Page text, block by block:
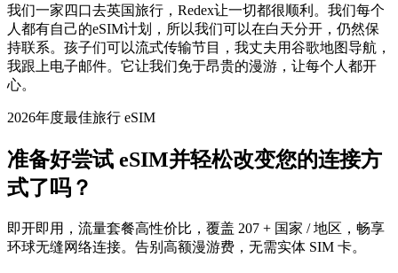
我们一家四口去英国旅行，Redex让一切都很顺利。我们每个
人都有自己的eSIM计划，所以我们可以在白天分开，仍然保
持联系。孩子们可以流式传输节目，我丈夫用谷歌地图导航，
我跟上电子邮件。它让我们免于昂贵的漫游，让每个人都开
心。
2026年度最佳旅行 eSIM
准备好尝试 eSIM并轻松改变您的连接方
式了吗？
即开即用，流量套餐高性价比，覆盖 207 + 国家 / 地区，畅享
环球无缝网络连接。告别高额漫游费，无需实体 SIM 卡。